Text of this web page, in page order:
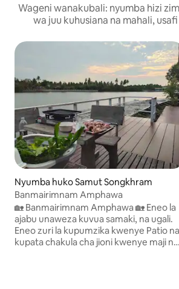
Wageni wanakubali: nyumba hizi
wa juu kuhusiana na mahali,
Nyumba huko Samut Songkhram
Banmairimnam Amphawa
🏡 Banmairimnam Amphawa 🏡 Eneo la
ajabu unaweza kuvua samaki, na ugali.
Eneo zuri la kupumzika kwenye Patio na
kupata chakula cha jioni kwenye maji na